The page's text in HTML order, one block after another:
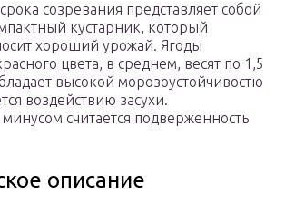
созревания представляет собой
кустарник, который
хороший урожай. Ягоды
цвета, в среднем, весят по 1,5
высокой морозоустойчивостю
воздействию засухи.
считается подверженность
описание